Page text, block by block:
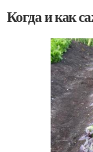
Когда и как